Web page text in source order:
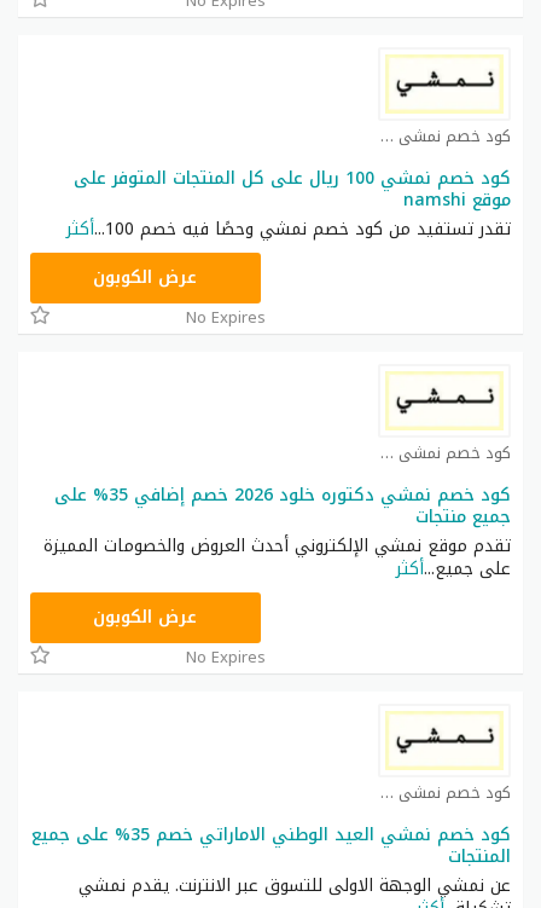
كود خصم نمشي كوبون
كود خصم نمشي 100 ريال على كل المنتجات المتوفر على
موقع namshi
تقدر تستفيد من كود خصم نمشي وحصًا فيه خصم 100
...أكثر
TRSS148عرض الكوبون
No Expires
كود خصم نمشي كوبون
كود خصم نمشي دكتوره خلود 2026 خصم إضافي 35% على
جميع منتجات
تقدم موقع نمشي الإلكتروني أحدث العروض والخصومات المميزة
على جميع...أكثر
TRSS148عرض الكوبون
No Expires
كود خصم نمشي كوبون
كود خصم نمشي العيد الوطني الاماراتي خصم 35% على جميع
المنتجات
عن نمشي الوجهة الاولى للتسوق عبر الانترنت. يقدم نمشي